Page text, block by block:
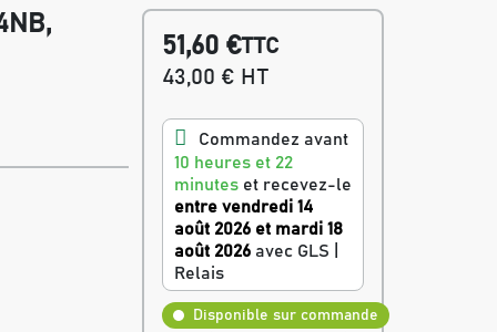
51,60 €TTC
43,00 € HT
Commandez avant
10 heures et 22
minuteset recevez-le
entre vendredi 14
août 2026 et mardi 18
août 2026 avec GLS |
Relais
Disponible sur commande